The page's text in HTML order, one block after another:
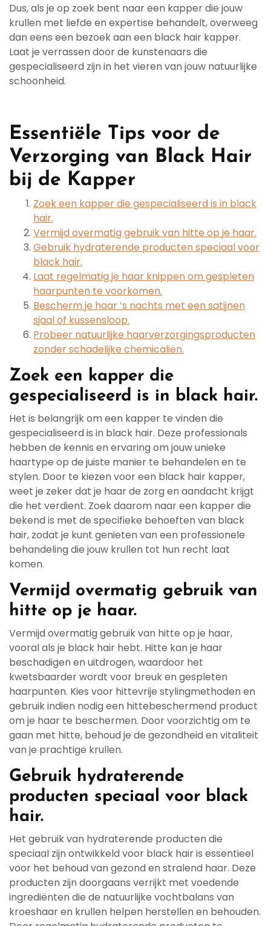
Dus, als je op zoek bent naar een kapper die jouw
krullen met liefde en expertise behandelt, overweeg
dan eens een bezoek aan een black hair kapper.
Laat je verrassen door de kunstenaars die
gespecialiseerd zijn in het vieren van jouw natuurlijke
schoonheid.
Essentiële Tips voor de
Verzorging van Black Hair
bij de Kapper
Zoek een kapper die gespecialiseerd is in black
hair.
Vermijd overmatig gebruik van hitte op je haar.
Gebruik hydraterende producten speciaal voor
black hair.
Laat regelmatig je haar knippen om gespleten
haarpunten te voorkomen.
Bescherm je haar ’s nachts met een satijnen
sjaal of kussensloop.
Probeer natuurlijke haarverzorgingsproducten
zonder schadelijke chemicaliën.
Zoek een kapper die
gespecialiseerd is in black hair.
Het is belangrijk om een kapper te vinden die
gespecialiseerd is in black hair. Deze professionals
hebben de kennis en ervaring om jouw unieke
haartype op de juiste manier te behandelen en te
stylen. Door te kiezen voor een black hair kapper,
weet je zeker dat je haar de zorg en aandacht krijgt
die het verdient. Zoek daarom naar een kapper die
bekend is met de specifieke behoeften van black
hair, zodat je kunt genieten van een professionele
behandeling die jouw krullen tot hun recht laat
komen.
Vermijd overmatig gebruik van
hitte op je haar.
Vermijd overmatig gebruik van hitte op je haar,
vooral als je black hair hebt. Hitte kan je haar
beschadigen en uitdrogen, waardoor het
kwetsbaarder wordt voor breuk en gespleten
haarpunten. Kies voor hittevrije stylingmethoden en
gebruik indien nodig een hittebeschermend product
om je haar te beschermen. Door voorzichtig om te
gaan met hitte, behoud je de gezondheid en vitaliteit
van je prachtige krullen.
Gebruik hydraterende
producten speciaal voor black
hair.
Het gebruik van hydraterende producten die
speciaal zijn ontwikkeld voor black hair is essentieel
voor het behoud van gezond en stralend haar. Deze
producten zijn doorgaans verrijkt met voedende
ingrediënten die de natuurlijke vochtbalans van
kroeshaar en krullen helpen herstellen en behouden.